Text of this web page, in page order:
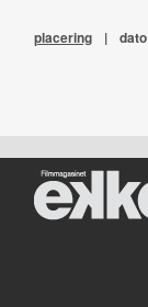
placering | dato